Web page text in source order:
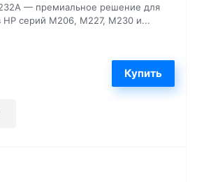
— премиальное решение для
HP серий M206, M227, M230 и...